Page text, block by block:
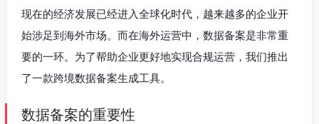
现在的经济发展已经进入全球化时代，越来越多的企业开
始涉足到海外市场。而在海外运营中，数据备案是非常重
要的一环。为了帮助企业更好地实现合规运营，我们推出
了一款跨境数据备案生成工具。
数据备案的重要性